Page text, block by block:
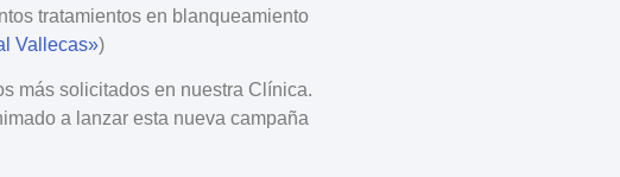
tratamientos en blanqueamiento
Vallecas»)
más solicitados en nuestra Clínica.
a lanzar esta nueva campaña